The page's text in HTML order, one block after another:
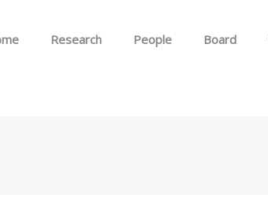
Research People Board